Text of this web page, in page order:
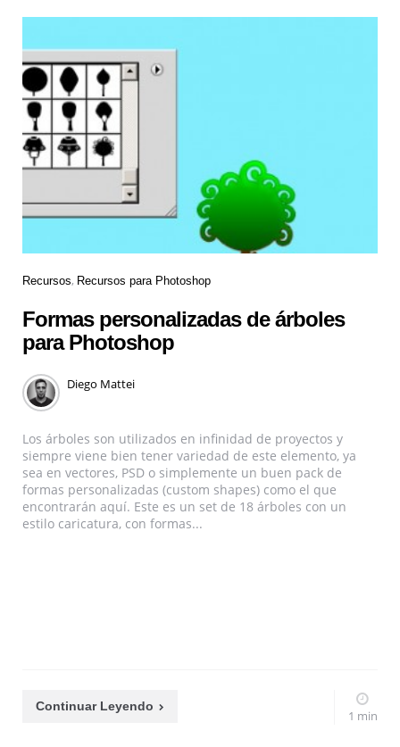
Recursos Recursos para Photoshop
Formas personalizadas de árboles
para Photoshop
Diego Mattei
Los árboles son utilizados en infinidad de proyectos y
siempre viene bien tener variedad de este elemento, ya
sea en vectores, PSD o simplemente un buen pack de
formas personalizadas (custom shapes) como el que
encontrarán aquí. Este es un set de 18 árboles con un
estilo caricatura, con formas...
Continuar Leyendo
1 min